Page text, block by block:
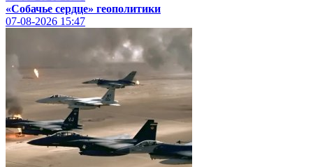
«Собачье сердце» геополитики
07-08-2026 15:47